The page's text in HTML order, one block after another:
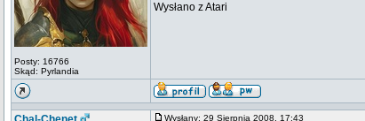
Posty: 16766
Skąd: Pyrlandia
Wysłano z Atari
Wysłany: 29 Sierpnia 2008, 17:43